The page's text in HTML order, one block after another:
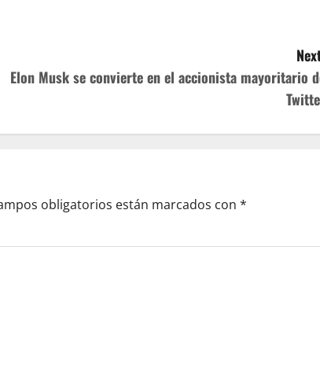
Elon Musk se convierte en el accionista mayoritario
obligatorios están marcados con *